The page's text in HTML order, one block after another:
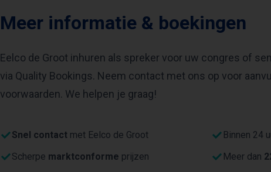
Meer informatie & boekingen
Eelco de Groot inhuren als spreker voor uw congres of
via Quality Bookings. Neem contact met ons op voor
voorwaarden. We helpen je graag!
Snel contact met Eelco de Groot Binnen 24
Scherpe marktconforme prijzen Meer dan